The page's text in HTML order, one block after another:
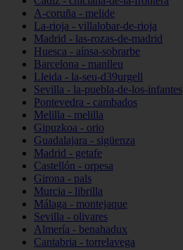
A-coruña - melide
La-rioja - villalobar-de-rioja
Madrid - las-rozas-de-madrid
Huesca - aínsa-sobrarbe
Barcelona - manlleu
Lleida - la-seu-d39urgell
Sevilla - la-puebla-de-los-infantes
Pontevedra - cambados
Melilla - melilla
Gipuzkoa - orio
Guadalajara - sigüenza
Madrid - getafe
Castellón - orpesa
Girona - pals
Murcia - librilla
Málaga - montejaque
Sevilla - olivares
Almería - benahadux
Cantabria - torrelavega